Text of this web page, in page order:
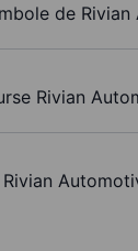
de
Rivian